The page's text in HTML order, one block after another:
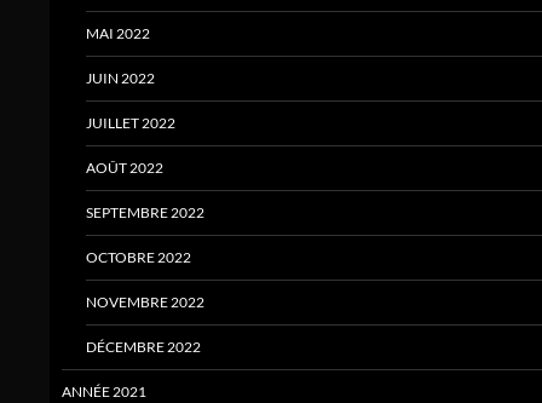
MAI 2022
JUIN 2022
JUILLET 2022
AOÛT 2022
SEPTEMBRE 2022
OCTOBRE 2022
NOVEMBRE 2022
DÉCEMBRE 2022
ANNÉE 2021